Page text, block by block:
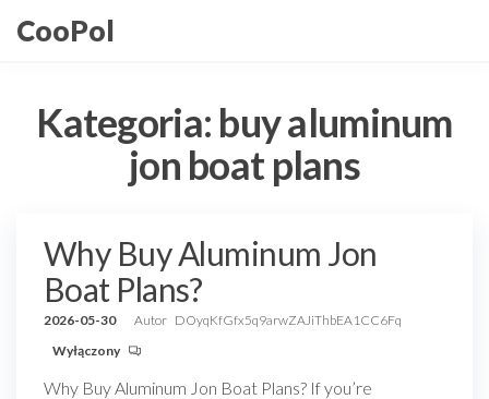
doCooPol
Kategoria: buy aluminum
jon boat plans
Why Buy Aluminum Jon
Boat Plans?
2026-05-30 Autor DOyqKfGfx5q9arwZAJiThbEA1CC6Fq
Wyłączony
Why Buy Aluminum Jon Boat Plans? If you’re